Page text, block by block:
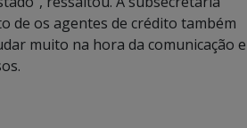
de os agentes de crédito também
muito na hora da comunicação e